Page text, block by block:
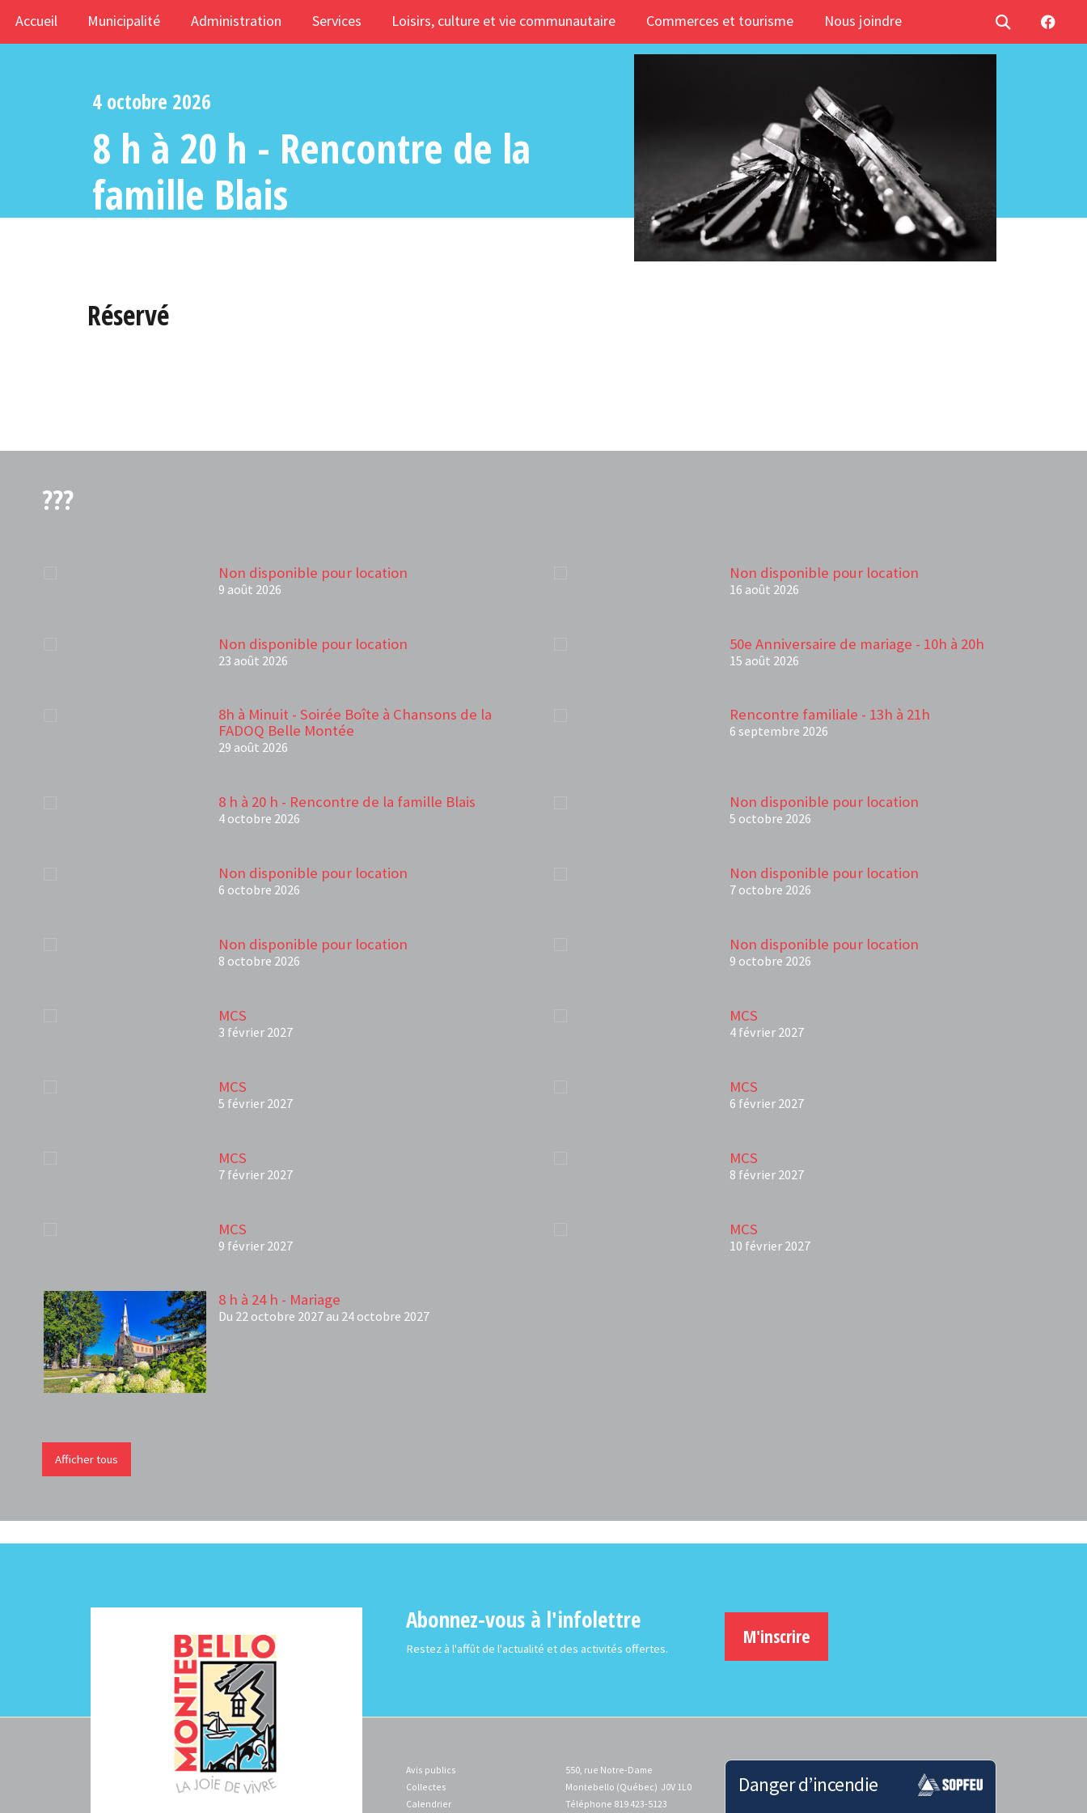
Accueil Municipalité Administration Services Loisirs, culture et vie communautaire Commerces et tourisme Nous joindre
4 octobre 2026
8 h à 20 h - Rencontre de la
famille Blais
Réservé
???
Non disponible pour location
9 août 2026
Non disponible pour location
16 août 2026
Non disponible pour location
23 août 2026
50e Anniversaire de mariage - 10h à 20h
15 août 2026
8h à Minuit - Soirée Boîte à Chansons de la
FADOQ Belle Montée
29 août 2026
Rencontre familiale - 13h à 21h
6 septembre 2026
8 h à 20 h - Rencontre de la famille Blais
4 octobre 2026
Non disponible pour location
5 octobre 2026
Non disponible pour location
6 octobre 2026
Non disponible pour location
7 octobre 2026
Non disponible pour location
8 octobre 2026
Non disponible pour location
9 octobre 2026
MCS
3 février 2027
MCS
4 février 2027
MCS
5 février 2027
MCS
6 février 2027
MCS
7 février 2027
MCS
8 février 2027
MCS
9 février 2027
MCS
10 février 2027
8 h à 24 h - Mariage
Du 22 octobre 2027 au 24 octobre 2027
Afficher tous
Abonnez-vous à l'infolettre
Restez à l'affût de l'actualité et des activités offertes.
M'inscrire
Avis publics
Collectes
Calendrier
550, rue Notre-Dame
Montebello (Québec) J0V 1L0
Téléphone 819 423-5123
Danger d’incendie